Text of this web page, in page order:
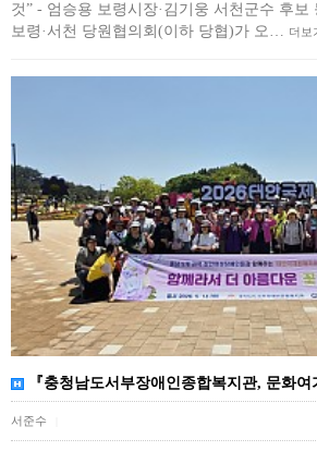
것” - 엄승용 보령시장·김기웅 서천군수 후보
보령·서천 당원협의회(이하 당협)가 오… 더보
『충청남도서부장애인종합복지관, 문화
서준수